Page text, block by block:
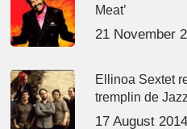
Meat’
21 November
Ellinoa Sextet
tremplin de
17 August 2014